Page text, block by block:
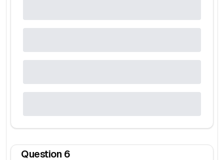
Question 6